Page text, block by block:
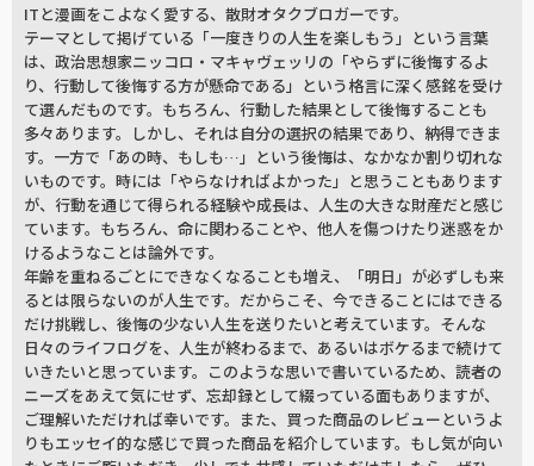
ITと漫画をこよなく愛する、散財オタクブロガーです。
テーマとして掲げている「一度きりの人生を楽しもう」という言葉
は、政治思想家ニッコロ・マキャヴェッリの「やらずに後悔するよ
り、行動して後悔する方が懸命である」という格言に深く感銘を受け
て選んだものです。もちろん、行動した結果として後悔することも
多々あります。しかし、それは自分の選択の結果であり、納得できま
す。一方で「あの時、もしも…」という後悔は、なかなか割り切れな
いものです。時には「やらなければよかった」と思うこともあります
が、行動を通じて得られる経験や成長は、人生の大きな財産だと感じ
ています。もちろん、命に関わることや、他人を傷つけたり迷惑をか
けるようなことは論外です。
年齢を重ねるごとにできなくなることも増え、「明日」が必ずしも来
るとは限らないのが人生です。だからこそ、今できることにはできる
だけ挑戦し、後悔の少ない人生を送りたいと考えています。そんな
日々のライフログを、人生が終わるまで、あるいはボケるまで続けて
いきたいと思っています。このような思いで書いているため、読者の
ニーズをあえて気にせず、忘却録として綴っている面もありますが、
ご理解いただければ幸いです。また、買った商品のレビューというよ
りもエッセイ的な感じで買った商品を紹介しています。もし気が向い